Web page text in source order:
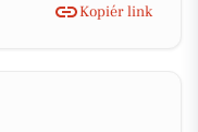
Kopiér link